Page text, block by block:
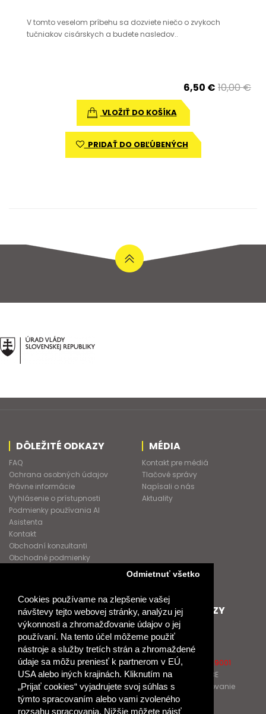
Cookies používame na zlepšenie vašej
návštevy tejto webovej stránky, analýzu jej
výkonnosti a zhromažďovanie údajov o jej
používaní. Na tento účel môžeme použiť
nástroje a služby tretích strán a zhromaždené
údaje sa môžu preniesť k partnerom v EÚ,
USA alebo iných krajinách. Kliknutím na
„Prijať cookies“ vyjadrujete svoj súhlas s
týmto spracovaním alebo vami zvoleného
rozsahu spracovania. Nižšie môžete nájsť
Odmietnuť všetko
V tomto veselom príbehu sa dozviete niečo o zvykoch
tučniakov cisárskych a budete nasledov..
6,50 € 10,00 €
VLOŽIŤ DO KOŠÍKA
PRIDAŤ DO OBĽÚBENÝCH
DÔLEŽITÉ ODKAZY
FAQ
Ochrana osobných údajov
Právne informácie
Vyhlásenie o prístupnosti
Podmienky používania AI
Asistenta
Kontakt
Obchodní konzultanti
Obchodné podmienky
MÉDIA
Kontakt pre médiá
Tlačové správy
Napísali o nás
Aktuality
SPOLUPRACUJEME
Podporujeme
Naše projekty
Spolupracujeme
Pošlite nám správu
ĎALŠIE ODKAZY
O Raabe
O Klett
Naši autori
Certifikát kvality ISO 9001
Klientska zóna RAABE
Katalógy na prelistovanie